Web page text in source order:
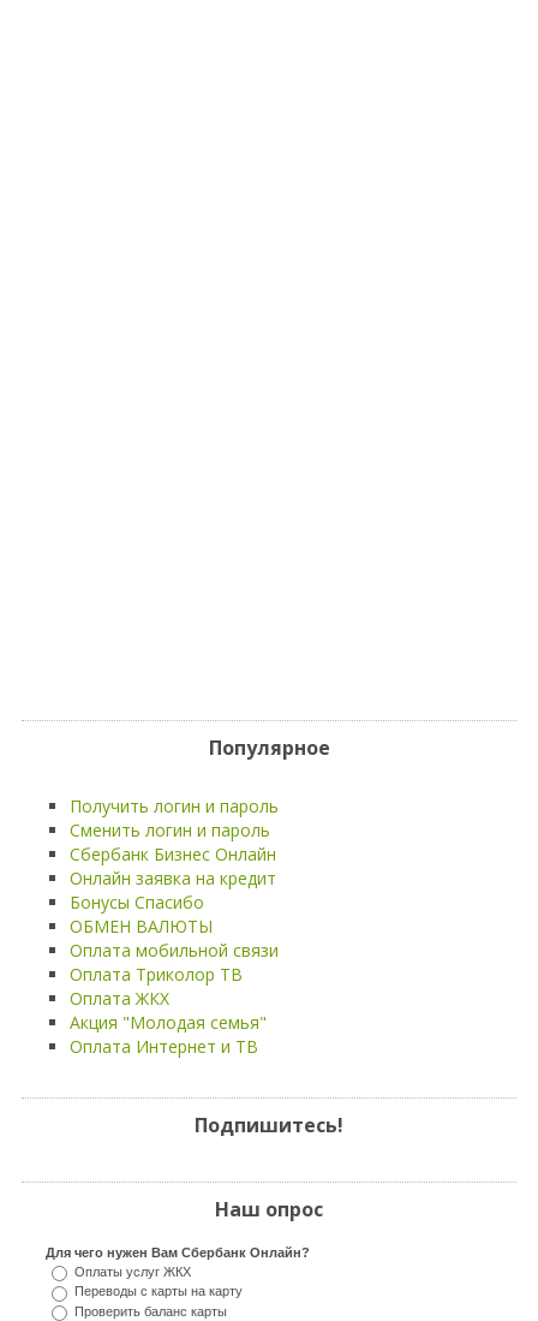
Популярное
Получить логин и пароль
Сменить логин и пароль
Сбербанк Бизнес Онлайн
Онлайн заявка на кредит
Бонусы Спасибо
ОБМЕН ВАЛЮТЫ
Оплата мобильной связи
Оплата Триколор ТВ
Оплата ЖКХ
Акция "Молодая семья"
Оплата Интернет и ТВ
Подпишитесь!
Наш опрос
Для чего нужен Вам Сбербанк Онлайн?
Оплаты услуг ЖКХ
Переводы с карты на карту
Проверить баланс карты